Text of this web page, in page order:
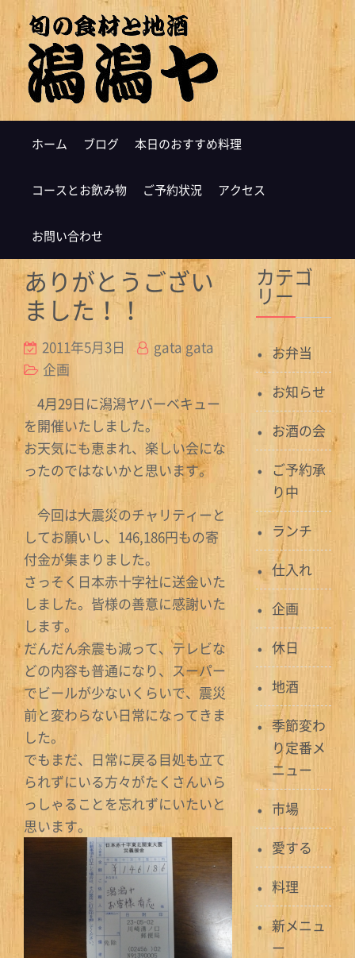
ホーム ブログ 本日のおすすめ料理
コースとお飲み物 ご予約状況 アクセス
お問い合わせ
ありがとうござい
ました！！
2011年5月3日
gata gata
企画
4月29日に潟潟ヤバーベキュー
を開催いたしました。
お天気にも恵まれ、楽しい会にな
ったのではないかと思います。
今回は大震災のチャリティーと
してお願いし、146,186円もの寄
付金が集まりました。
さっそく日本赤十字社に送金いた
しました。皆様の善意に感謝いた
します。
だんだん余震も減って、テレビな
どの内容も普通になり、スーパー
でビールが少ないくらいで、震災
前と変わらない日常になってきま
した。
でもまだ、日常に戻る目処も立て
られずにいる方々がたくさんいら
っしゃることを忘れずにいたいと
思います。
カテゴ
リー
お弁当
お知らせ
お酒の会
ご予約承
り中
ランチ
仕入れ
企画
休日
地酒
季節変わ
り定番メ
ニュー
市場
愛する
料理
新メニュ
ー